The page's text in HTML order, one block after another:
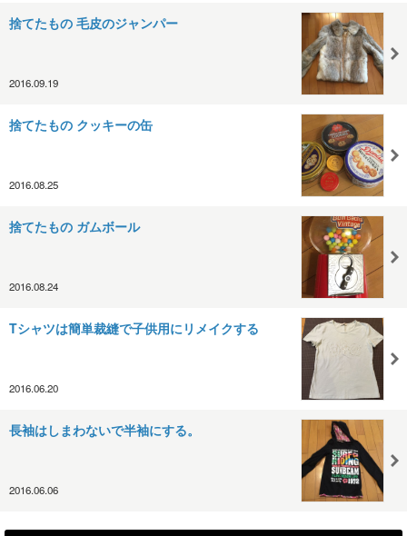
捨てたもの 毛皮のジャンパー
2016.09.19
捨てたもの クッキーの缶
2016.08.25
捨てたもの ガムボール
2016.08.24
Tシャツは簡単裁縫で子供用にリメイクする
2016.06.20
長袖はしまわないで半袖にする。
2016.06.06